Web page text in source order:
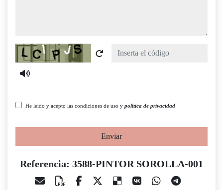
Captcha
He leído y acepto las condiciones de uso y política de privacidad
Enviar
Referencia: 3588-PINTOR SOROLLA-001